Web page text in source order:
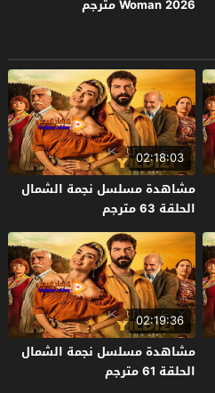
Woman 2026 مترجم
02:18:03
مشاهدة مسلسل نجمة الشمال
الحلقة 63 مترجم
02:19:36
مشاهدة مسلسل نجمة الشمال
الحلقة 61 مترجم